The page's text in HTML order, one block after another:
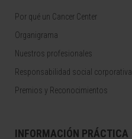
Por qué un Cancer Center
Organigrama
Nuestros profesionales
Responsabilidad social corporativa
Premios y Reconocimientos
INFORMACIÓN PRÁCTICA